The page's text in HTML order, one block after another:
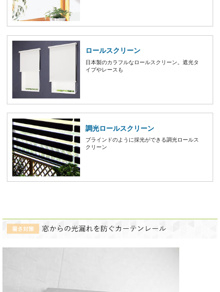
ロールスクリーン
日本製のカラフルなロールスクリーン。遮光タ
イプやレースも
調光ロールスクリーン
ブラインドのように採光ができる調光ロールス
クリーン